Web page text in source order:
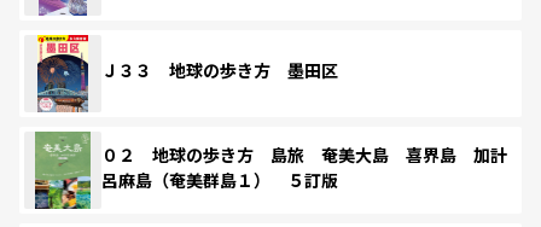
Ｊ３３ 地球の歩き方 墨田区
０２ 地球の歩き方 島旅 奄美大島 喜界島 加計
呂麻島（奄美群島１） ５訂版